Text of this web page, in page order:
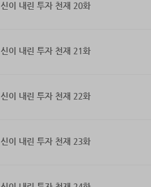
신이 내린 투자 천재 20화
신이 내린 투자 천재 21화
신이 내린 투자 천재 22화
신이 내린 투자 천재 23화